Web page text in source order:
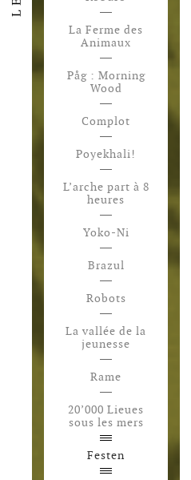
La Ferme des
Animaux
Påg : Morning
Wood
Complot
Poyekhali!
L’arche part à 8
heures
Yoko-Ni
Brazul
Robots
La vallée de la
jeunesse
Rame
20’000 Lieues
sous les mers
Festen